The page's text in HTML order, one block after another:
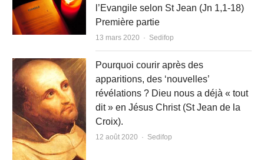
l’Evangile selon St Jean (Jn 1,1-18)
Première partie
13 mars 2020 Author
Sedifop
Pourquoi courir après des
apparitions, des ‘nouvelles’
révélations ? Dieu nous a déjà « tout
dit » en Jésus Christ (St Jean de la
Croix).
12 août 2020 Author
Sedifop